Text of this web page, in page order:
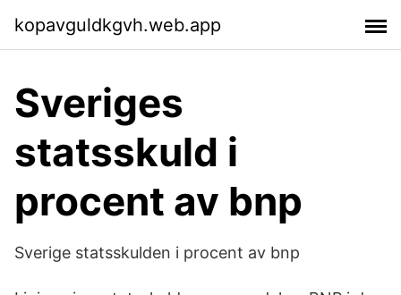
kopavguldkgvh.web.app
Sveriges
statsskuld i
procent av bnp
Sverige statsskulden i procent av bnp